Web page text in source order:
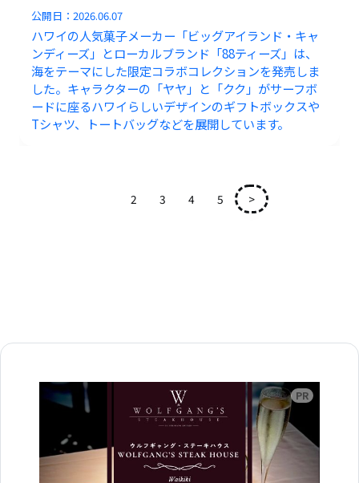
公開日：2026.06.07
ハワイの人気菓子メーカー「ビッグアイランド・キャ
ンディーズ」とローカルブランド「88ティーズ」は、
海をテーマにした限定コラボコレクションを発売しま
した。キャラクターの「ヤヤ」と「クク」がサーフボ
ードに座るハワイらしいデザインのギフトボックスや
Tシャツ、トートバッグなどを展開しています。
2 3 4 5 >
広告